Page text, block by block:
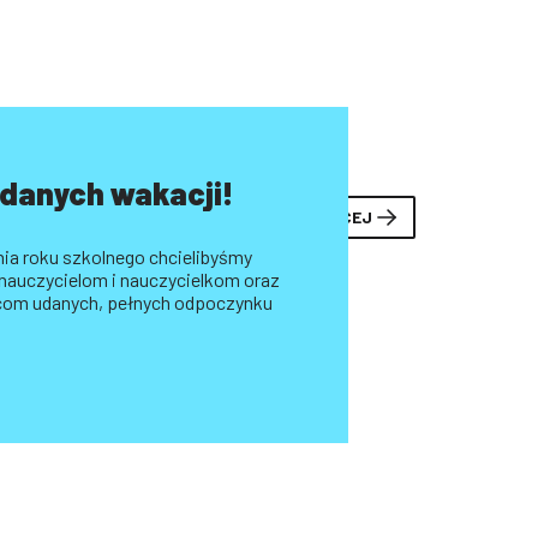
ZOBACZ WIĘCEJ
wakacji!
roku szkolnego chcielibyśmy
i nauczycielkom oraz
udanych, pełnych odpoczynku